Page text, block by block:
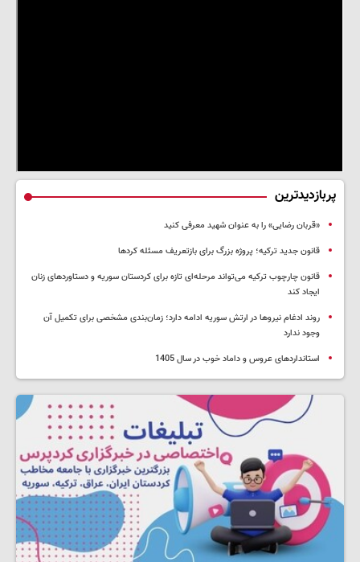
پربازدیدترین
«قربان رضایی» را به عنوان شهید معرفی کنید
قانون جدید ترکیه؛ پروژه بزرگ‌ برای بازتعریف مسئله کردها
قانون چارچوب ترکیه می‌تواند مرحله‌ای تازه برای کردستان سوریه و دستاوردهای زنان
ایجاد کند
روند ادغام نیروها در ارتش سوریه ادامه دارد؛ زمان‌بندی مشخصی برای تکمیل آن
وجود ندارد
استانداردهای عروس و داماد خوب در سال 1405